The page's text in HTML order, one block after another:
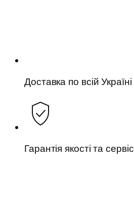
Доставка по всій Україні
Гарантія якості та